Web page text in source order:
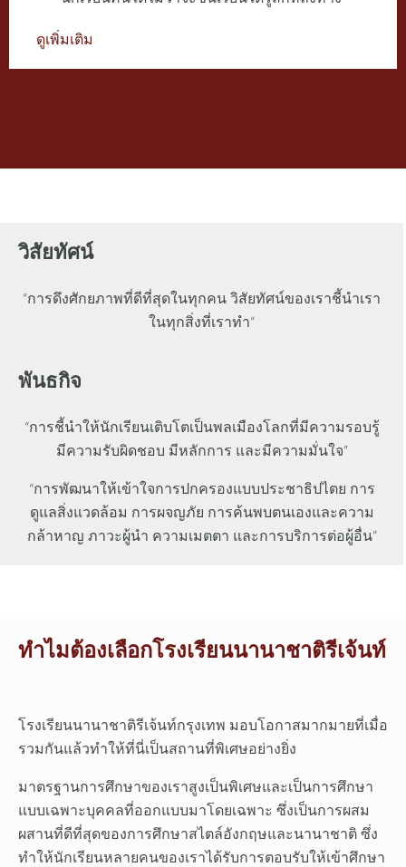
ดูเพิ่มเติม
วิสัยทัศน์
“การดึงศักยภาพที่ดีที่สุดในทุกคน วิสัยทัศน์ของเราชี้นำเรา
ในทุกสิ่งที่เราทำ”
พันธกิจ
“การชี้นำให้นักเรียนเติบโตเป็นพลเมืองโลกที่มีความรอบรู้
มีความรับผิดชอบ มีหลักการ และมีความมั่นใจ”
“การพัฒนาให้เข้าใจการปกครองแบบประชาธิปไตย การ
ดูแลสิ่งแวดล้อม การผจญภัย การค้นพบตนเองและความ
กล้าหาญ ภาวะผู้นำ ความเมตตา และการบริการต่อผู้อื่น”
ทำไมต้องเลือกโรงเรียนนานาชาติรีเจ้นท์
โรงเรียนนานาชาติรีเจ้นท์กรุงเทพ มอบโอกาสมากมายที่เมื่อ
รวมกันแล้วทำให้ที่นี่เป็นสถานที่พิเศษอย่างยิ่ง
มาตรฐานการศึกษาของเราสูงเป็นพิเศษและเป็นการศึกษา
แบบเฉพาะบุคคลที่ออกแบบมาโดยเฉพาะ ซึ่งเป็นการผสม
ผสานที่ดีที่สุดของการศึกษาสไตล์อังกฤษและนานาชาติ ซึ่ง
ทำให้นักเรียนหลายคนของเราได้รับการตอบรับให้เข้าศึกษา